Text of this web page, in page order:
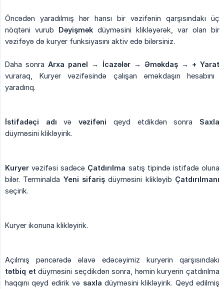
Öncədən yaradılmış hər hansı bir vəzifənin qarşısındakı üç
nöqtəni vurub Dəyişmək düyməsini klikləyərək, var olan bir
vəzifəyə də kuryer funksiyasını aktiv edə bilərsiniz.
Daha sonraArxa panel → İcazələr → Əməkdaş → + Yarat
vuraraq, Kuryer vəzifəsində çalışan əməkdaşın hesabını
yaradırıq.
İstifadəçi adı vəvəzifəni qeyd etdikdən sonra Saxla
düyməsini klikləyirik.
Kuryer vəzifəsi sadəcə Çatdırılma satış tipində istifadə oluna
bilər. Terminalda Yeni sifariş düyməsini klikləyib Çatdırılmanı
seçirik.
Kuryer ikonuna klikləyirik.
Açılmış pəncərədə əlavə edəcəyimiz kuryerin qarşısındakı
tətbiq et düyməsini seçdikdən sonra, həmin kuryerin çatdırılma
haqqını qeyd edirik və saxla düyməsini klikləyirik. Qeyd edilmiş